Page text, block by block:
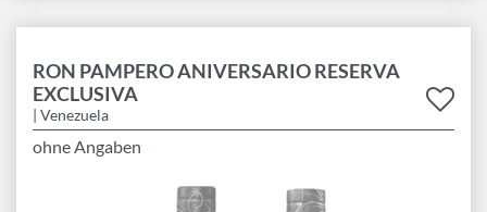
RON PAMPERO ANIVERSARIO RESERVA
EXCLUSIVA
| Venezuela
ohne Angaben